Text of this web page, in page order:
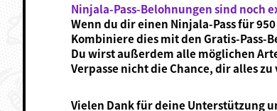
Ninjala-Pass-Belohnungen sind noch
Wenn du dir einen Ninjala-Pass für
Kombiniere dies mit den Gratis-Pass-
Du wirst außerdem alle möglichen
Verpasse nicht die Chance, dir alles
Vielen Dank für deine Unterstützung